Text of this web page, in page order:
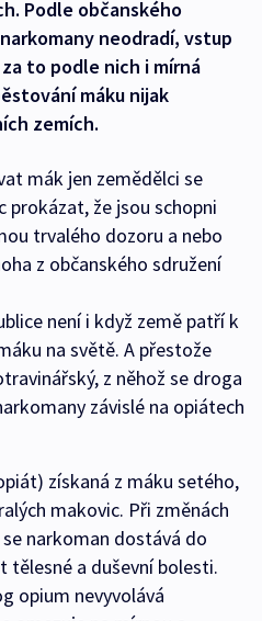
Podle občanského
neodradí, vstup
to podle nich i mírná
máku nijak
zemích.
mák jen zemědělci se
prokázat, že jsou schopni
trvalého dozoru a nebo
z občanského sdružení
není i když země patří k
na světě. A přestože
z něhož se droga
závislé na opiátech
získaná z máku setého,
makovic. Při změnách
narkoman dostává do
a duševní bolesti.
opium nevyvolává